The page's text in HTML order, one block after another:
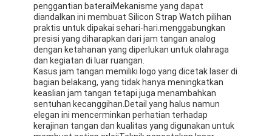
penggantian bateraiMekanisme yang dapat
diandalkan ini membuat Silicon Strap Watch pilihan
praktis untuk dipakai sehari-hari.menggabungkan
presisi yang diharapkan dari jam tangan analog
dengan ketahanan yang diperlukan untuk olahraga
dan kegiatan di luar ruangan.
Kasus jam tangan memiliki logo yang dicetak laser di
bagian belakang, yang tidak hanya meningkatkan
keaslian jam tangan tetapi juga menambahkan
sentuhan kecanggihan.Detail yang halus namun
elegan ini mencerminkan perhatian terhadap
kerajinan tangan dan kualitas yang digunakan untuk